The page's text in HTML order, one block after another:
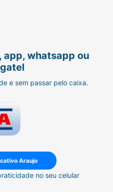
Sem glúten,
app, whatsapp ou
e sem passar pelo caixa.
Araujo
no seu celular